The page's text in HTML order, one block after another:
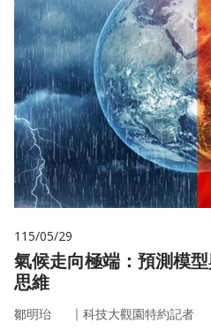
115/05/29
氣候走向極端：預測模
思維
鄒明珆 ｜ 科技大觀園特約記者